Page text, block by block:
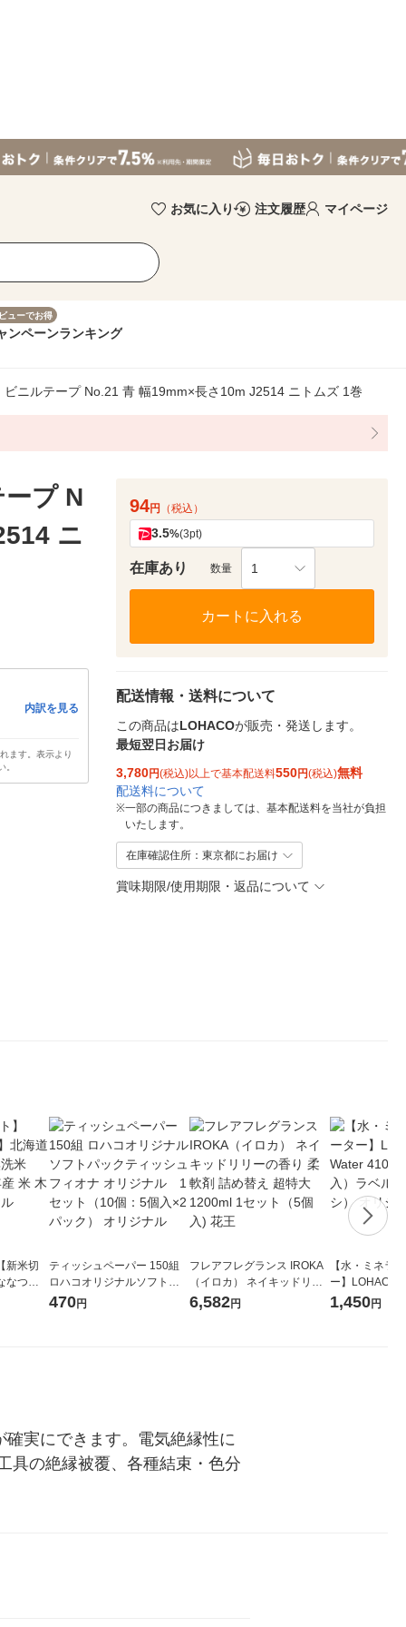
お気に入り 注文履歴 マイページ
ューでお得
ンペーンランキング
ビニルテープ No.21 青 幅19mm×長さ10m J2514 ニトムズ 1巻
ープ N
ニ
内訳を見る
ます。表示より
。
94円 （税込）
3.5%(3pt)
在庫あり 数量 1
カートに入れる
配送情報・送料について
この商品はLOHACOが販売・発送します。
最短翌日お届け
3,780円(税込)以上で基本配送料550円(税込)無料
配送料について
※一部の商品につきましては、基本配送料を当社が負担
いたします。
在庫確認住所：東京都にお届け
賞味期限/使用期限・返品について
新米切
なつぼ
和7年産
ティッシュペーパー 150組
ロハコオリジナルソフトパ
ックティッシュ フィオナ オ
470円
フレアフレグランス IROKA
（イロカ） ネイキッドリリ
ーの香り 柔軟剤 詰め替え 超
6,582円
【水・ミネラ
ー】LOHACO
1箱（20本入
1,450円
実にできます。電気絶縁性に
具の絶縁被覆、各種結束・色分